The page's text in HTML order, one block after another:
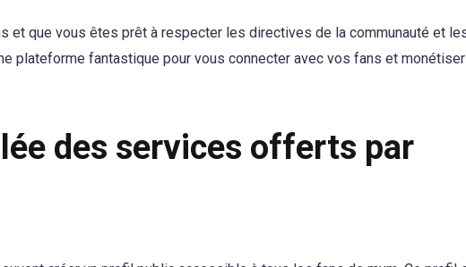
et que vous êtes prêt à respecter les directives de la communauté et
plateforme fantastique pour vous connecter avec vos fans et
des services offerts par